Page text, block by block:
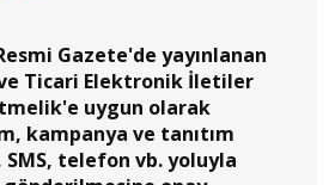
Gazete'de yayınlanan
Ticari Elektronik İletiler
uygun olarak
kampanya ve tanıtım
SMS, telefon vb. yoluyla